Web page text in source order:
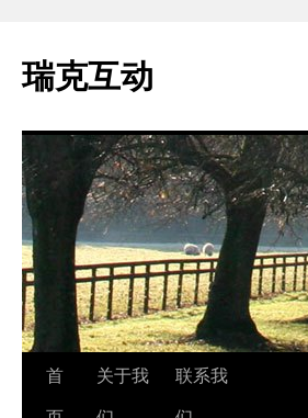
瑞克互动
跳首
关于我
联系我